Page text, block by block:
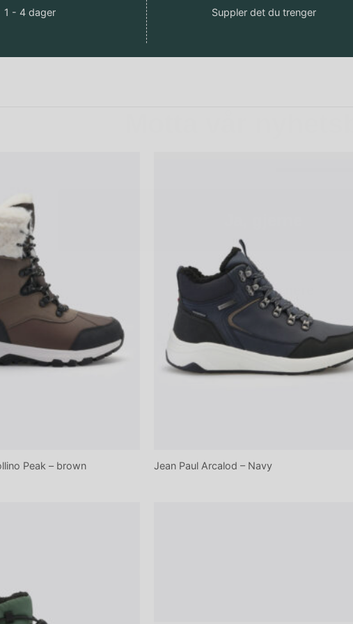
1 - 4 dager Suppler det du trenger
Peak – brown Jean Paul Arcalod – Navy
Kanskje senere